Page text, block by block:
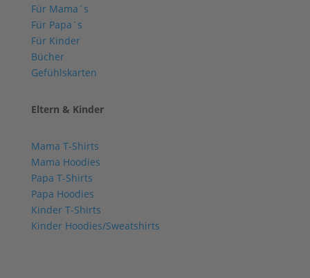
Für Mama´s
Für Papa´s
Für Kinder
Bücher
Gefühlskarten
Eltern & Kinder
Mama T-Shirts
Mama Hoodies
Papa T-Shirts
Papa Hoodies
Kinder T-Shirts
Kinder Hoodies/Sweatshirts